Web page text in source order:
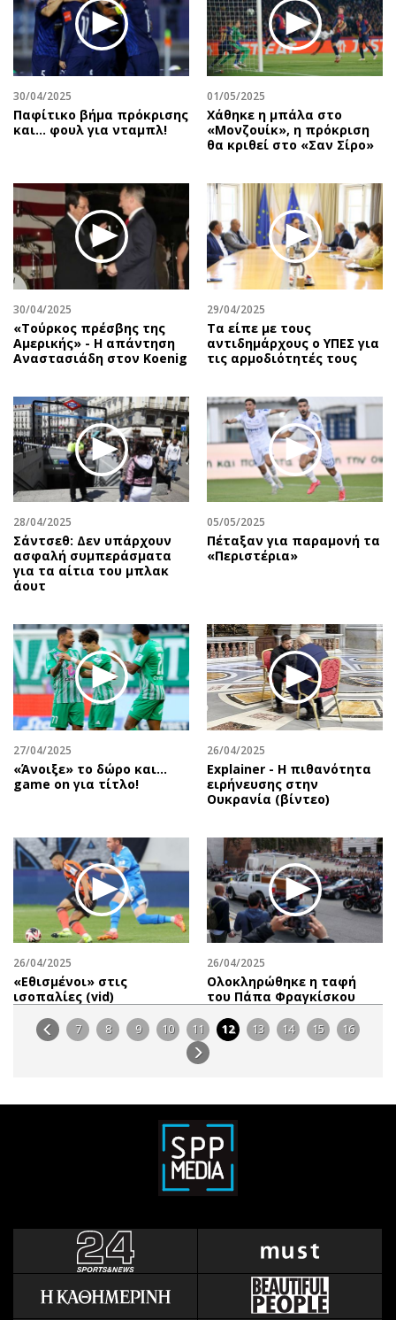
30/04/2025
Παφίτικο βήμα πρόκρισης
και… φουλ για νταμπλ!
01/05/2025
Χάθηκε η μπάλα στο
«Μονζουίκ», η πρόκριση
θα κριθεί στο «Σαν Σίρο»
30/04/2025
«Τούρκος πρέσβης της
Αμερικής» - Η απάντηση
Αναστασιάδη στον Koenig
29/04/2025
Τα είπε με τους
αντιδημάρχους ο ΥΠΕΣ για
τις αρμοδιότητές τους
28/04/2025
Σάντσεθ: Δεν υπάρχουν
ασφαλή συμπεράσματα
για τα αίτια του μπλακ
άουτ
05/05/2025
Πέταξαν για παραμονή τα
«Περιστέρια»
27/04/2025
«Άνοιξε» το δώρο και…
game on για τίτλο!
26/04/2025
Explainer - Η πιθανότητα
ειρήνευσης στην
Ουκρανία (βίντεο)
26/04/2025
«Εθισμένοι» στις
ισοπαλίες (vid)
26/04/2025
Ολοκληρώθηκε η ταφή
του Πάπα Φραγκίσκου
7 8 9 10 11 12 13 14 15 16